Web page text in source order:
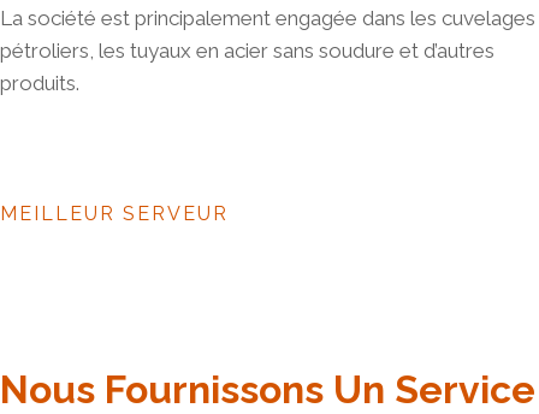
La société est principalement engagée dans les cuvelages
pétroliers, les tuyaux en acier sans soudure et d’autres
produits.
MEILLEUR SERVEUR
Nous Fournissons Un Service